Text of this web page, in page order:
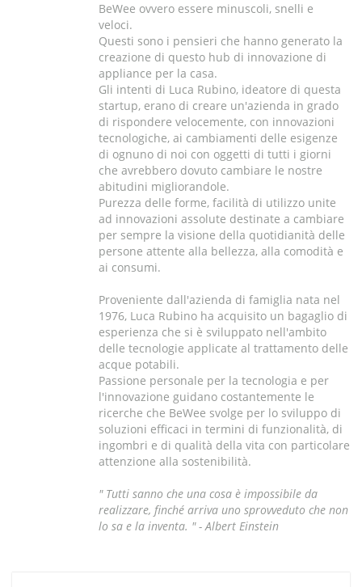
BeWee ovvero essere minuscoli, snelli e
veloci.
Questi sono i pensieri che hanno generato la
creazione di questo hub di innovazione di
appliance per la casa.
Gli intenti di Luca Rubino, ideatore di questa
startup, erano di creare un'azienda in grado
di rispondere velocemente, con innovazioni
tecnologiche, ai cambiamenti delle esigenze
di ognuno di noi con oggetti di tutti i giorni
che avrebbero dovuto cambiare le nostre
abitudini migliorandole.
Purezza delle forme, facilità di utilizzo unite
ad innovazioni assolute destinate a cambiare
per sempre la visione della quotidianità delle
persone attente alla bellezza, alla comodità e
ai consumi.
Proveniente dall'azienda di famiglia nata nel
1976, Luca Rubino ha acquisito un bagaglio di
esperienza che si è sviluppato nell'ambito
delle tecnologie applicate al trattamento delle
acque potabili.
Passione personale per la tecnologia e per
l'innovazione guidano costantemente le
ricerche che BeWee svolge per lo sviluppo di
soluzioni efficaci in termini di funzionalità, di
ingombri e di qualità della vita con particolare
attenzione alla sostenibilità.
" Tutti sanno che una cosa è impossibile da
realizzare, finché arriva uno sprovveduto che non
lo sa e la inventa. " -Albert Einstein